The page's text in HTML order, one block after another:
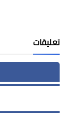
تعليقات